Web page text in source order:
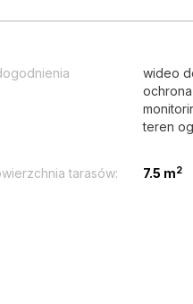
wideo
teren
tarasów: 7.5 m2